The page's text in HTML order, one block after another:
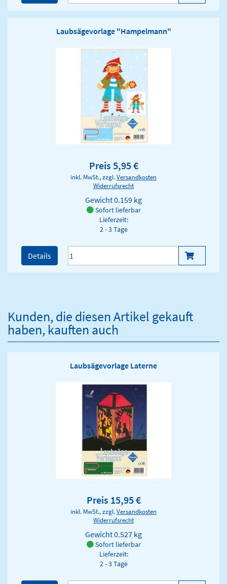
Laubsägevorlage "Hampelmann"
Preis 5,95 €
inkl. MwSt., zzgl.Versandkosten
Widerrufsrecht
Gewicht0.159 kg
Sofort lieferbar
Lieferzeit:
2 - 3 Tage
Details
Kunden, die diesen Artikel gekauft
haben, kauften auch
Laubsägevorlage Laterne
Preis 15,95 €
inkl. MwSt., zzgl.Versandkosten
Widerrufsrecht
Gewicht0.527 kg
Sofort lieferbar
Lieferzeit:
2 - 3 Tage